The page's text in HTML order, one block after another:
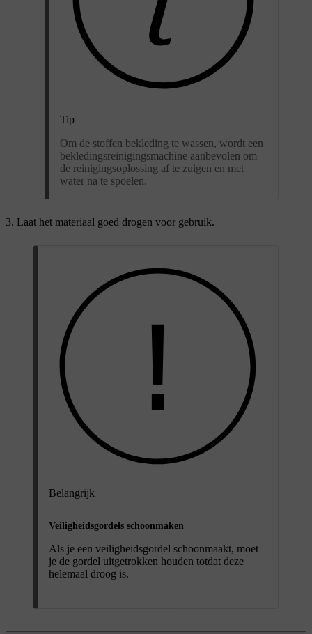
Tip
Om de stoffen bekleding te wassen, wordt een
bekledingsreinigingsmachine aanbevolen om
de reinigingsoplossing af te zuigen en met
water na te spoelen.
Laat het materiaal goed drogen voor gebruik.
Belangrijk
Veiligheidsgordels schoonmaken
Als je een veiligheidsgordel schoonmaakt, moet
je de gordel uitgetrokken houden totdat deze
helemaal droog is.